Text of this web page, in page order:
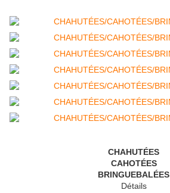
CHAHUTÉES
CAHOTÉES
BRINGUEBALÉES
Détails